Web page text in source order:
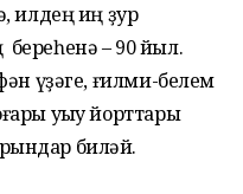
илдең иң ҙур
– 90 йыл.
үҙәге, ғилми-белем
уҡыу йорттары
биләй.